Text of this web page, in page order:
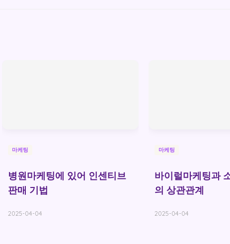
마케팅
병원마케팅에 있어 인센티브
판매 기법
2025-04-04
마케팅
바이럴마케팅과
의 상관관계
2025-04-04